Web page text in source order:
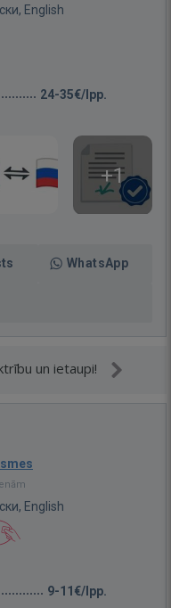
English
24-35€/lpp.
+1
WhatsApp
un ietaupi!
English
9-11€/lpp.